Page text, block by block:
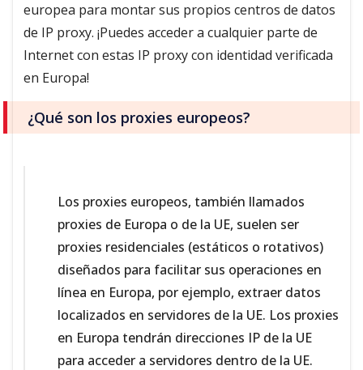
europea para montar sus propios centros de datos
de IP proxy. ¡Puedes acceder a cualquier parte de
Internet con estas IP proxy con identidad verificada
en Europa!
¿Qué son los proxies europeos?
Los proxies europeos, también llamados
proxies de Europa o de la UE, suelen ser
proxies residenciales (estáticos o rotativos)
diseñados para facilitar sus operaciones en
línea en Europa, por ejemplo, extraer datos
localizados en servidores de la UE. Los proxies
en Europa tendrán direcciones IP de la UE
para acceder a servidores dentro de la UE.